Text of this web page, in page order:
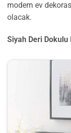
modern ev
olacak.
Siyah Deri Dokulu